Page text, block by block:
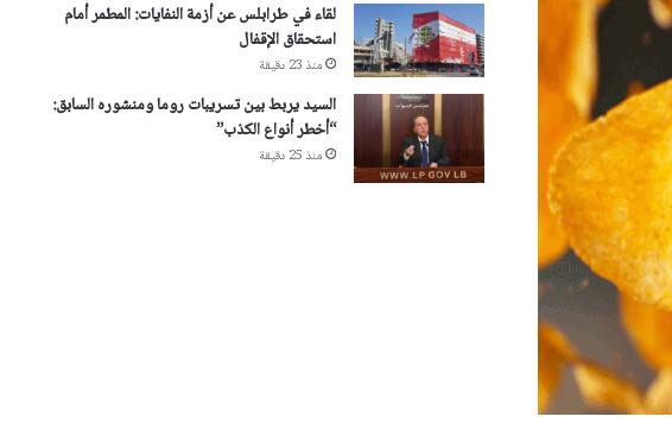
لقاء في طرابلس عن أزمة النفايات: المطمر أمام
استحقاق الإقفال
منذ 23 دقيقة
السيد يربط بين تسريبات روما ومنشوره السابق:
“أخطر أنواع الكذب”
منذ 25 دقيقة